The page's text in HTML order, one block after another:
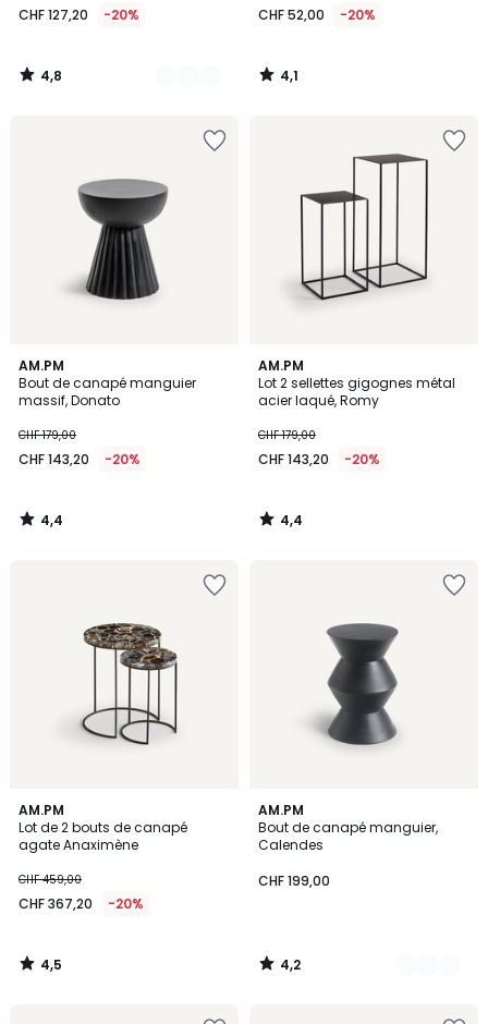
CHF 127,20 -20%
4,8
/
CHF 52,00 -20%
4,1
/
AM.PM
Bout de canapé manguier
massif, Donato
CHF 179,00
CHF 143,20 -20%
4,4
/ 5
4,4
/
AM.PM
Lot 2 sellettes gigognes métal
acier laqué, Romy
CHF 179,00
CHF 143,20 -20%
4,4
/ 5
4,4
/
AM.PM
Lot de 2 bouts de canapé
agate Anaximène
CHF 459,00
CHF 367,20 -20%
4,5
/ 5
4,5
/
AM.PM
Bout de canapé manguier,
Calendes
CHF 199,00
4,2
/ 5
4
Couleurs
4,2
/